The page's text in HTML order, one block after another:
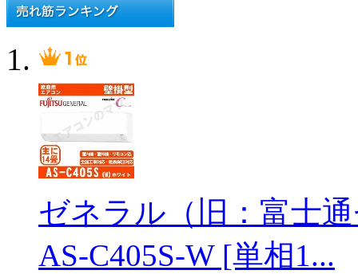
ゼネラル（旧：富士
AS-C405S-W [単相1...